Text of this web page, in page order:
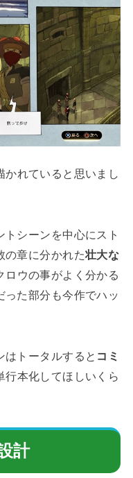
かれていると思いまし
シーンを中心にスト
の章に分かれた壮大な
ロウの事がよく分かる
った部分も今作でハッ
はトータルすると コミ
行本化してほしいくら
計